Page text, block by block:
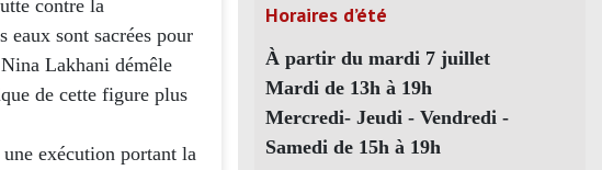
contre la
eaux sont sacrées pour
Lakhani démêle
de cette figure plus
exécution portant la
Horaires d’été
À partir du mardi 7 juillet
Mardi de 13h à 19h
Mercredi- Jeudi - Vendredi -
Samedi de 15h à 19h